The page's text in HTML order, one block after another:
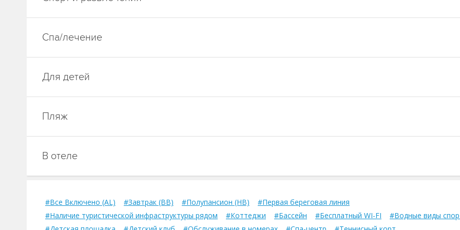
Спа/лечение
Для детей
Пляж
В отеле
#Все Включено (AL) #Завтрак (BB) #Полупансион (HB)
#Первая береговая линия
#Наличие туристической инфраструктуры рядом
#Коттеджи #Бассейн #Бесплатный WI-FI
#Водные виды